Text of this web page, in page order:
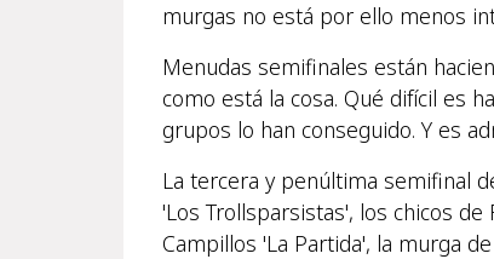
murgas no está por ello menos
Menudas semifinales están
como está la cosa. Qué difícil es
grupos lo han conseguido. Y es
La tercera y penúltima semifinal
'Los Trollsparsistas', los chicos
Campillos 'La Partida', la murga